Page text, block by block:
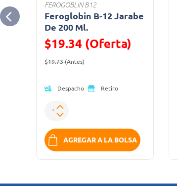
FEROGOBLIN B12
Feroglobin B-12 Jarabe
De 200 Ml.
$19.34 (Oferta)
Precio reducido de
$19.73(Antes)
Despacho Retiro
AGREGAR A LA BOLSA